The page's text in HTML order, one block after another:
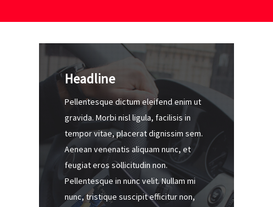
Headline
Pellentesque dictum eleifend enim ut
gravida. Morbi nisl ligula, facilisis in
tempor vitae, placerat dignissim sem.
Aenean venenatis aliquam nunc, et
feugiat eros sollicitudin non.
Pellentesque in nunc velit. Nullam mi
nunc, tristique suscipit efficitur non,